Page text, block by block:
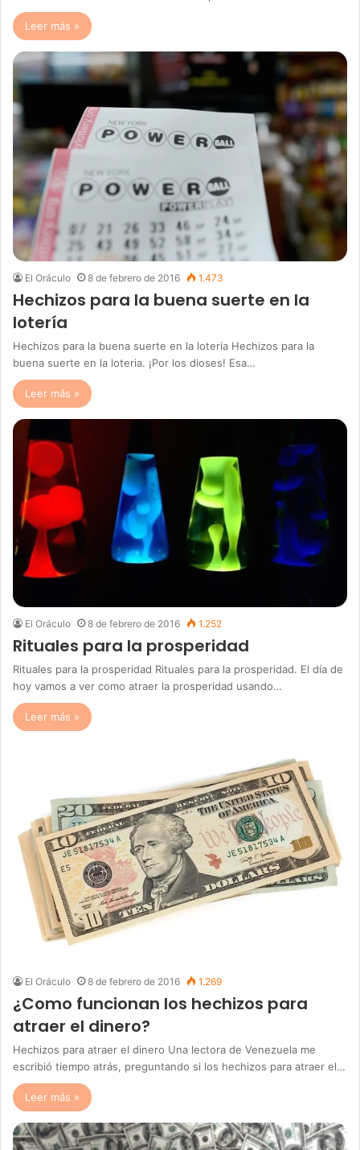
Leer más »
El Oráculo 8 de febrero de 2016 1.473
Hechizos para la buena suerte en la
lotería
Hechizos para la buena suerte en la loteria Hechizos para la
buena suerte en la loteria. ¡Por los dioses! Esa…
Leer más »
El Oráculo 8 de febrero de 2016 1.252
Rituales para la prosperidad
Rituales para la prosperidad Rituales para la prosperidad. El día de
hoy vamos a ver como atraer la prosperidad usando…
Leer más »
El Oráculo 8 de febrero de 2016 1.269
¿Como funcionan los hechizos para
atraer el dinero?
Hechizos para atraer el dinero Una lectora de Venezuela me
escribió tiempo atrás, preguntando si los hechizos para atraer el…
Leer más »